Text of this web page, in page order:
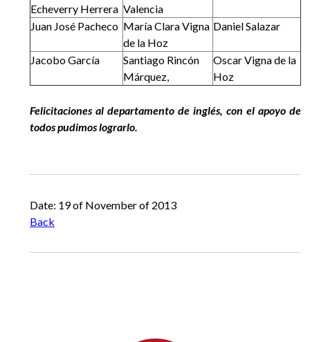
Echeverry Herrera Valencia
Juan José Pacheco María Clara Vigna
de la Hoz
Daniel Salazar
Jacobo García
Santiago Rincón
Márquez,
Oscar Vigna de la
Hoz
Felicitaciones al departamento de inglés, con el apoyo de
todos pudimos lograrlo.
Date: 19 of November of 2013
Back